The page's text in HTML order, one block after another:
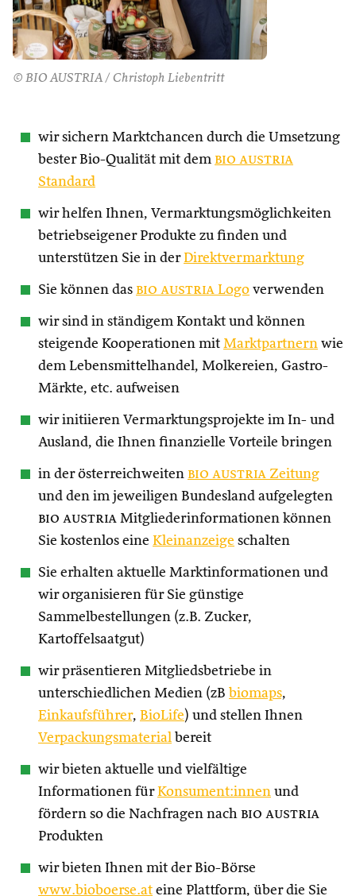
© BIO AUSTRIA / Christoph Liebentritt
wir sichern Marktchancen durch die Umsetzung
bester Bio-Qualität mit dem bio austria
Standard
wir helfen Ihnen, Vermarktungsmöglichkeiten
betriebseigener Produkte zu finden und
unterstützen Sie in derDirektvermarktung
Sie können das bio austria Logo verwenden
wir sind in ständigem Kontakt und können
steigende Kooperationen mit Marktpartnern wie
dem Lebensmittelhandel, Molkereien, Gastro-
Märkte, etc. aufweisen
wir initiieren Vermarktungsprojekte im In- und
Ausland, die Ihnen finanzielle Vorteile bringen
in der österreichweiten bio austria Zeitung
und den im jeweiligen Bundesland aufgelegten
bio austria Mitgliederinformationen können
Sie kostenlos eine Kleinanzeige schalten
Sie erhalten aktuelle Marktinformationen und
wir organisieren für Sie günstige
Sammelbestellungen (z.B. Zucker,
Kartoffelsaatgut)
wir präsentieren Mitgliedsbetriebe in
unterschiedlichen Medien (zB biomaps,
Einkaufsführer, BioLife) und stellen Ihnen
Verpackungsmaterial bereit
wir bieten aktuelle und vielfältige
Informationen fürKonsument:innen und
fördern so die Nachfragen nach bio austria
Produkten
wir bieten Ihnen mit der Bio-Börse
www.bioboerse.at eine Plattform, über die Sie